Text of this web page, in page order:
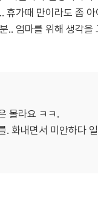
휴가때 만이라도 좀
.. 엄마를 위해 생각을
몰라요 ㅋㅋ.
. 화내면서 미안하다